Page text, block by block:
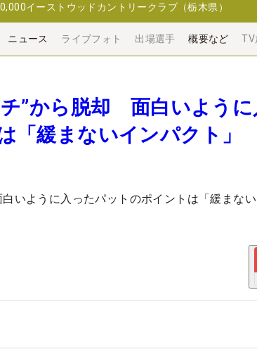
イーストウッドカントリークラブ（栃木県）
ニュース ライブフォト 出場選手 概要など TV
”から脱却 面白いように
「緩まないインパクト」
いように入ったパットのポイントは「緩まな